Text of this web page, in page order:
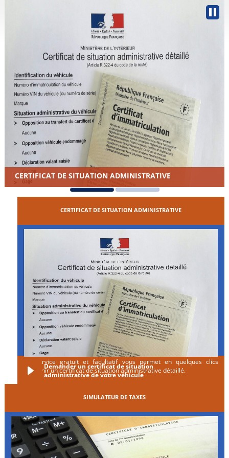
CERTIFICAT DE SITUATION ADMINISTRATIVE
CERTIFICAT DE SITUATION ADMINISTRATIVE
Ce service gratuit et facultatif vous permet en quelques clics
d'obtenir un certificat de situation administrative détaillé.
Demander un certificat de situation
administrative de votre véhicule
SIMULATEUR DE TAXES